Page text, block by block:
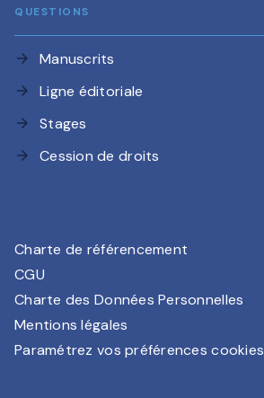
QUESTIONS
arrow_forward Manuscrits
arrow_forward Ligne éditoriale
arrow_forward Stages
arrow_forward Cession de droits
Charte de référencement
CGU
Charte des Données Personnelles
Mentions légales
Paramétrez vos préférences cookies